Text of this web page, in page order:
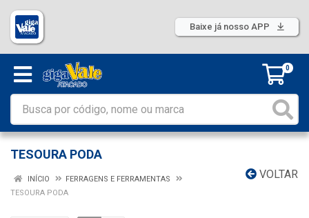
Baixe já nosso APP
0
TESOURA PODA
VOLTAR
INÍCIO
FERRAGENS E FERRAMENTAS
TESOURA PODA